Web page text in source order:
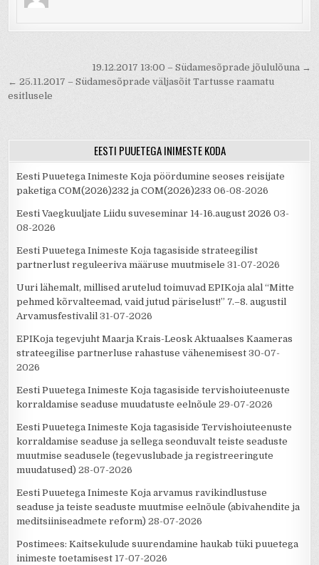
Navigeerimine19.12.2017 13:00 – Südamesõprade jõululõuna →
← 25.11.2017 – Südamesõprade väljasõit Tartusse raamatu
esitlusele
EESTI PUUETEGA INIMESTE KODA
Eesti Puuetega Inimeste Koja pöördumine seoses reisijate
paketiga COM(2026)232 ja COM(2026)233 06-08-2026
Eesti Vaegkuuljate Liidu suveseminar 14-16.august 2026 03-
08-2026
Eesti Puuetega Inimeste Koja tagasiside strateegilist
partnerlust reguleeriva määruse muutmisele 31-07-2026
Uuri lähemalt, millised arutelud toimuvad EPIKoja alal “Mitte
pehmed kõrvalteemad, vaid jutud päriselust!” 7.–8. augustil
Arvamusfestivalil 31-07-2026
EPIKoja tegevjuht Maarja Krais-Leosk Aktuaalses Kaameras
strateegilise partnerluse rahastuse vähenemisest 30-07-
2026
Eesti Puuetega Inimeste Koja tagasiside tervishoiuteenuste
korraldamise seaduse muudatuste eelnõule 29-07-2026
Eesti Puuetega Inimeste Koja tagasiside Tervishoiuteenuste
korraldamise seaduse ja sellega seonduvalt teiste seaduste
muutmise seadusele (tegevuslubade ja registreeringute
muudatused) 28-07-2026
Eesti Puuetega Inimeste Koja arvamus ravikindlustuse
seaduse ja teiste seaduste muutmise eelnõule (abivahendite ja
meditsiiniseadmete reform) 28-07-2026
Postimees: Kaitsekulude suurendamine haukab tüki puuetega
inimeste toetamisest 17-07-2026